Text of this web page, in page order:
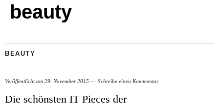
beauty
BEAUTY
Veröffentlicht am 29. November 2015 Schreibe einen Kommentar
Die schönsten IT Pieces der